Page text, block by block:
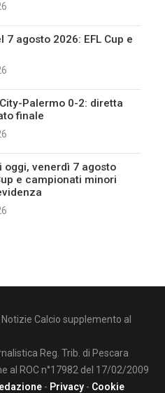
7 agosto 2026: EFL Cup e
Palermo 0-2: diretta
finale
oggi, venerdì 7 agosto
e campionati minori
Calcio supplemento al
Reg. Trib. di Pescara
al ROC n°17982 del 17/02/2009
- Privacy - Cookie